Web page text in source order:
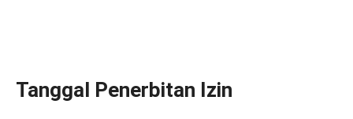
Tanggal Penerbitan Izin